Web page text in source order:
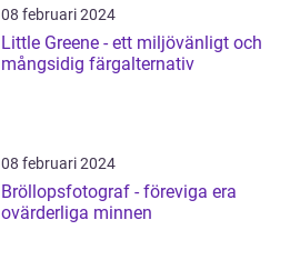
08 februari 2024
Little Greene - ett miljövänligt och
mångsidig färgalternativ
08 februari 2024
Bröllopsfotograf - föreviga era
ovärderliga minnen